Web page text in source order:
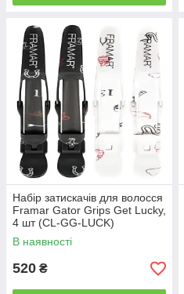
Набір затискачів для волосся
Framar Gator Grips Get Lucky,
4 шт (CL-GG-LUCK)
В наявності
520 ₴